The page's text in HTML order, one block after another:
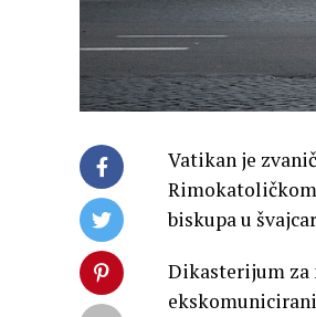
Vatikan je
Rimokatoličkom
biskupa u
Dikasterijum za